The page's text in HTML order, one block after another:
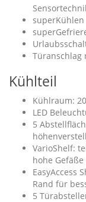
superKühlen
Türanschlag
Kühlteil
Kühlraum:
LED
5
VarioShelf:
hohe Gefäße
EasyAccess
Rand für
5